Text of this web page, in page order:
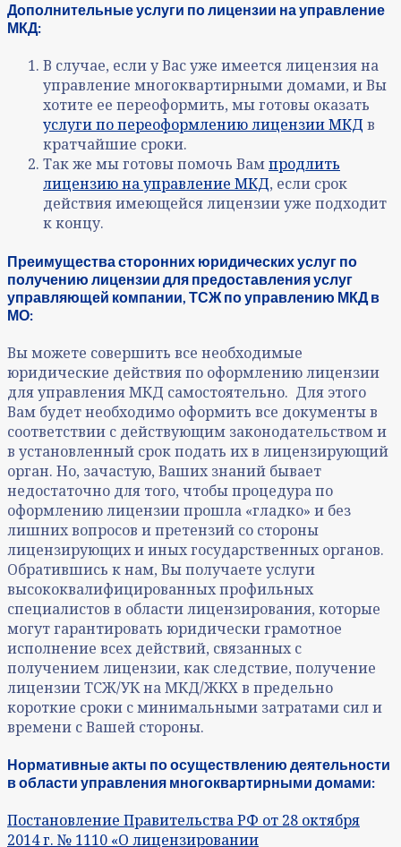
Дополнительные услуги по лицензии на управление
МКД:
В случае, если у Вас уже имеется лицензия на
управление многоквартирными домами, и Вы
хотите ее переоформить, мы готовы оказать
услуги по переоформлению лицензии МКД в
кратчайшие сроки.
Так же мы готовы помочь Вампродлить
лицензию на управление МКД, если срок
действия имеющейся лицензии уже подходит
к концу.
Преимущества сторонних юридических услуг по
получению лицензии для предоставления услуг
управляющей компании, ТСЖ по управлению МКД в
МО:
Вы можете совершить все необходимые
юридические действия по оформлению лицензии
для управления МКД самостоятельно. Для этого
Вам будет необходимо оформить все документы в
соответствии с действующим законодательством и
в установленный срок подать их в лицензирующий
орган. Но, зачастую, Ваших знаний бывает
недостаточно для того, чтобы процедура по
оформлению лицензии прошла «гладко» и без
лишних вопросов и претензий со стороны
лицензирующих и иных государственных органов.
Обратившись к нам, Вы получаете услуги
высококвалифицированных профильных
специалистов в области лицензирования, которые
могут гарантировать юридически грамотное
исполнение всех действий, связанных с
получением лицензии, как следствие, получение
лицензии ТСЖ/УК на МКД/ЖКХ в предельно
короткие сроки с минимальными затратами сил и
времени с Вашей стороны.
Нормативные акты по осуществлению деятельности
в области управления многоквартирными домами:
Постановление Правительства РФ от 28 октября
2014 г. № 1110 «О лицензировании